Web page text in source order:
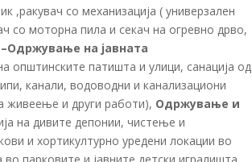
со механизација ( универзален
со моторна пила и секач на огревно дрво,
–Одржување на јавната
општинските патишта и улици, санација од
канали, водоводни и канализациони
живеење и други работи), Одржување и
на дивите депонии, чистење и
и хортикултурно уредени локации во